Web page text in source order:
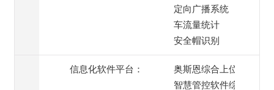
定向广播系统
车流量统计
安全帽识别
信息化软件平台：
奥斯恩综合上位机
智慧管控软件综合平台